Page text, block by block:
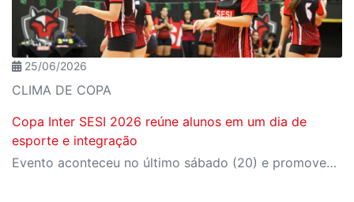
25/06/2026
CLIMA DE COPA
Copa Inter SESI 2026 reúne alunos em um dia de
esporte e integração
Evento aconteceu no último sábado (20) e promoveu diversas modalidades esportivas para estudantes dos Centros Educacionais de Jundiaí, Campo Limpo Paulista, Itatiba, Amparo, Santana de Parnaíba e Cajamar.